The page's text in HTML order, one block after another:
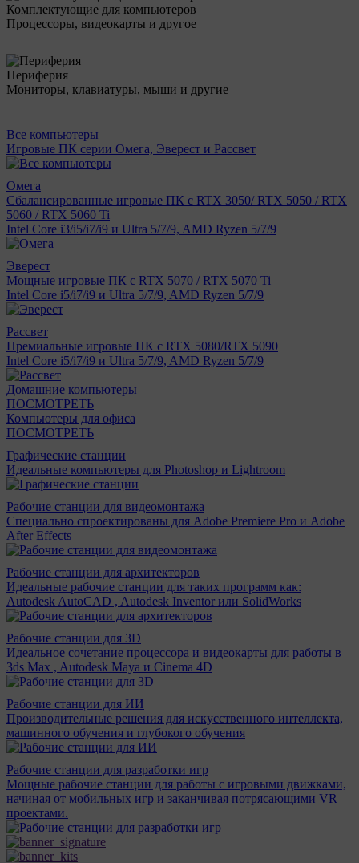
Комплектующие для компьютеров
Процессоры, видеокарты и другое
Периферия
Мониторы, клавиатуры, мыши и другие
Все компьютеры
Игровые ПК серии Омега, Эверест и Рассвет
Омега
Сбалансированные игровые ПК с RTX 3050/ RTX 5050 / RTX
5060 / RTX 5060 Ti
Intel Core i3/i5/i7/i9 и Ultra 5/7/9, AMD Ryzen 5/7/9
Эверест
Мощные игровые ПК с RTX 5070 / RTX 5070 Ti
Intel Core i5/i7/i9 и Ultra 5/7/9, AMD Ryzen 5/7/9
Рассвет
Премиальные игровые ПК с RTX 5080/RTX 5090
Intel Core i5/i7/i9 и Ultra 5/7/9, AMD Ryzen 5/7/9
Домашние компьютеры
ПОСМОТРЕТЬ
Компьютеры для офиса
ПОСМОТРЕТЬ
Графические станции
Идеальные компьютеры для Photoshop и Lightroom
Рабочие станции для видеомонтажа
Специально спроектированы для Adobe Premiere Pro и Adobe
After Effects
Рабочие станции для архитекторов
Идеальные рабочие станции для таких программ как:
Autodesk AutoCAD , Autodesk Inventor или SolidWorks
Рабочие станции для 3D
Идеальное сочетание процессора и видеокарты для работы в
3ds Max , Autodesk Maya и Cinema 4D
Рабочие станции для ИИ
Производительные решения для искусственного интеллекта,
машинного обучения и глубокого обучения
Рабочие станции для разработки игр
Мощные рабочие станции для работы с игровыми движками,
начиная от мобильных игр и заканчивая потрясающими VR
проектами.